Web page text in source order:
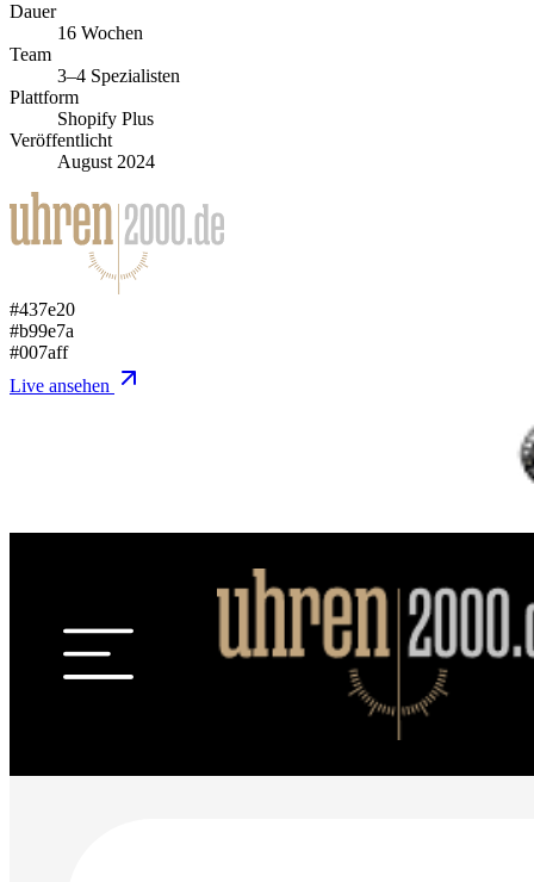
Dauer
16 Wochen
Team
3–4 Spezialisten
Plattform
Shopify Plus
Veröffentlicht
August 2024
#437e20
#b99e7a
#007aff
Live ansehen